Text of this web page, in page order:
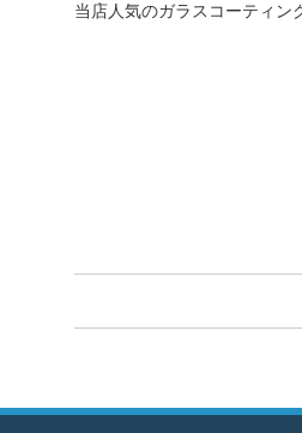
当店人気のガラスコーティ